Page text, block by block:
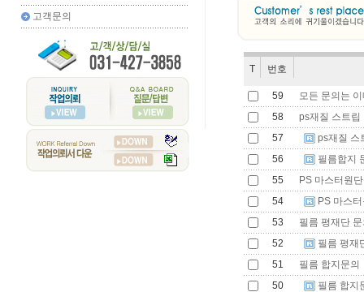
고객문의
T 번호
59
모든 문의는
58
ps재질 스트립
57
ps재질 스
56
필름합지
55
PS 마스터원
54
PS 마스
53
필름 평재단
52
필름 평재
51
필름 합지문의
50
필름 합지